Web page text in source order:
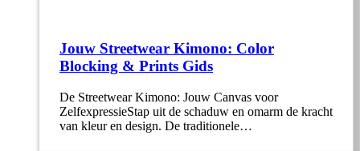
Jouw Streetwear Kimono: Color
Blocking & Prints Gids
De Streetwear Kimono: Jouw Canvas voor
ZelfexpressieStap uit de schaduw en omarm de kracht
van kleur en design. De traditionele…